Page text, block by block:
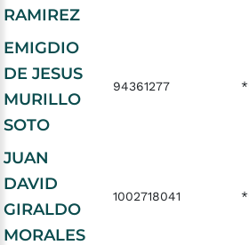
RAMIREZ
EMIGDIO
DE JESUS
MURILLO
SOTO
94361277
JUAN
DAVID
GIRALDO
MORALES
1002718041